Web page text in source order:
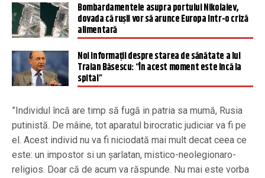
Bombardamentele asupra portului Nikolaiev,
dovada că rușii vor să arunce Europa într-o criză
alimentară
Noi informații despre starea de sănătate a lui
Traian Băsescu: “În acest moment este încă la
spital”
”Individul încă are timp să fugă in patria sa mumă, Rusia
putinistă. De mâine, tot aparatul birocratic judiciar va fi pe
el. Acest individ nu va fi niciodată mai mult decat ceea ce
este: un impostor si un șarlatan, mistico-neolegionaro-
religios. Doar că de acum va răspunde. Nu mai este vorba